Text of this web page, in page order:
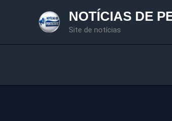
NOTÍCIAS DE
Site de notícias